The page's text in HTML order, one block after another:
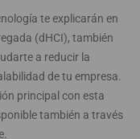
te explicarán en
(dHCI), también
a reducir la
de tu empresa.
principal con esta
también a través